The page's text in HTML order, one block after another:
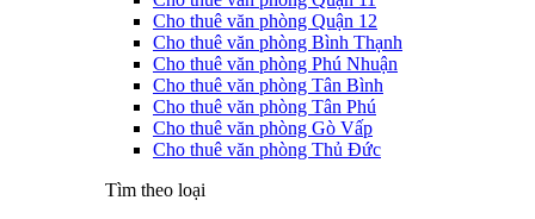
Cho thuê văn phòng Quận 12
Cho thuê văn phòng Bình Thạnh
Cho thuê văn phòng Phú Nhuận
Cho thuê văn phòng Tân Bình
Cho thuê văn phòng Tân Phú
Cho thuê văn phòng Gò Vấp
Cho thuê văn phòng Thủ Đức
Tìm theo loại